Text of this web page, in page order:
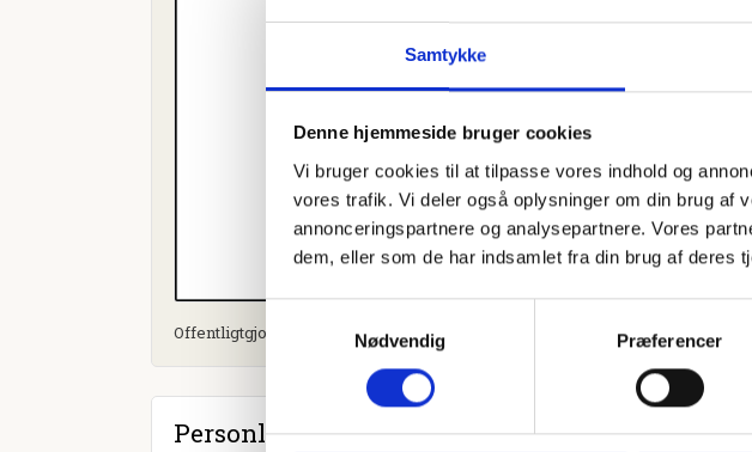
Samtykke
Denne hjemmeside bruger cookies
Vi bruger cookies til at tilpasse vores indhold og
vores trafik. Vi deler også oplysninger om din brug af
annonceringspartnere og analysepartnere. Vores
dem, eller som de har indsamlet fra din brug af deres
Nødvendig
Præferencer
Offentligtgjort i Herning Folkeblad d. 24. januar 2024
Personlig hilsen